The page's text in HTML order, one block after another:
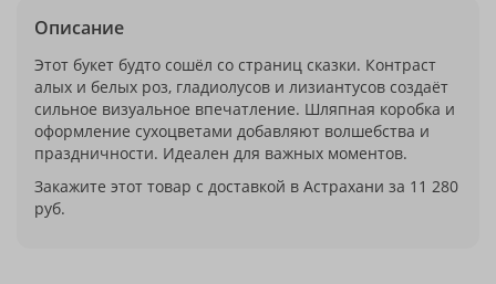
Описание
Этот букет будто сошёл со страниц сказки. Контраст
алых и белых роз, гладиолусов и лизиантусов создаёт
сильное визуальное впечатление. Шляпная коробка и
оформление сухоцветами добавляют волшебства и
праздничности. Идеален для важных моментов.
Закажите этот товар с доставкой в Астрахани за 11 280
руб.